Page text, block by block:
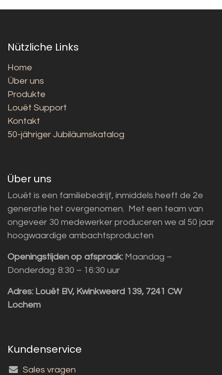
Nützliche Links
Home
Über uns
Produkte
Louët Support
Kontakt
50-jähriger Jubiläumskatalog
Über uns
Louët is een familiebedrijf, inmiddels heeft de 2e
generatie het overgenomen. Met een team van
ongeveer 30 medewerker produceren we al 50 jaar
hoogwaardige ambachtsproducten
Openingstijden op afspraak: Maandag –
Donderdag: 8:30 – 16:30 uur
Adres: Louët BV, Kwinkweerd 139, 7241 CW
Lochem
Kundenservice
Sales vragen